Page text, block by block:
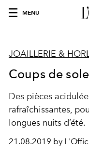
MENU
JOAILLERIE &
Coups de
Des pièces
rafraîchissantes,
longues nuits d’été.
21.08.2019 by